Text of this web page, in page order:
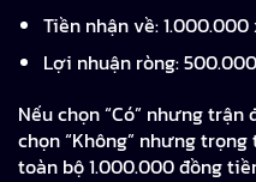
Tiền nhận về: 1.000.000
Lợi nhuận ròng:
Nếu chọn “Có” nhưng
chọn “Không” nhưng
toàn bộ 1.000.000 đồng